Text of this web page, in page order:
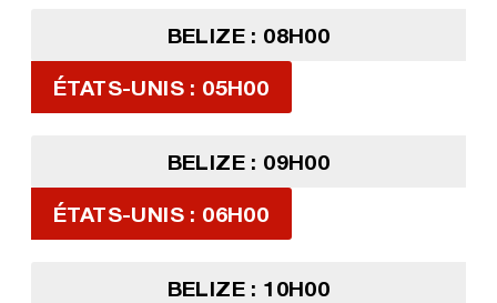
BELIZE : 08H00
ÉTATS-UNIS : 05H00
BELIZE : 09H00
ÉTATS-UNIS : 06H00
BELIZE : 10H00